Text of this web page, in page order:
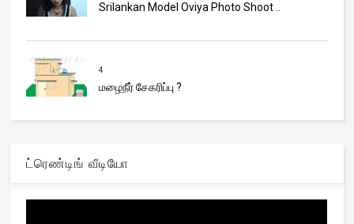
Srilankan Model Oviya Photo Shoot ..
4
மழைநீர் சேகரிப்பு ?
ட்ரெண்டிங் வீடியோ